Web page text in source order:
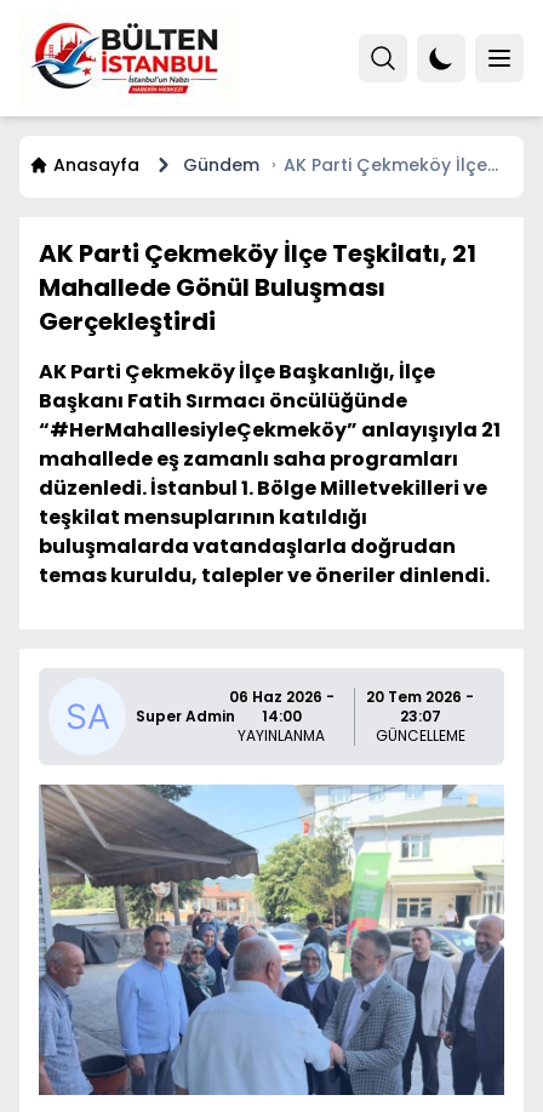
Anasayfa Gündem
AK Parti Çekmeköy İlçe
Gerçekleştirdi
AK Parti Çekmeköy İlçe Teşkilatı, 21
Mahallede Gönül Buluşması
Gerçekleştirdi
AK Parti Çekmeköy İlçe Başkanlığı, İlçe
Başkanı Fatih Sırmacı öncülüğünde
“#HerMahallesiyleÇekmeköy” anlayışıyla 21
mahallede eş zamanlı saha programları
düzenledi. İstanbul 1. Bölge Milletvekilleri ve
teşkilat mensuplarının katıldığı
buluşmalarda vatandaşlarla doğrudan
temas kuruldu, talepler ve öneriler dinlendi.
Super Admin
06 Haz 2026 -
14:00
YAYINLANMA
20 Tem 2026 -
23:07
GÜNCELLEME